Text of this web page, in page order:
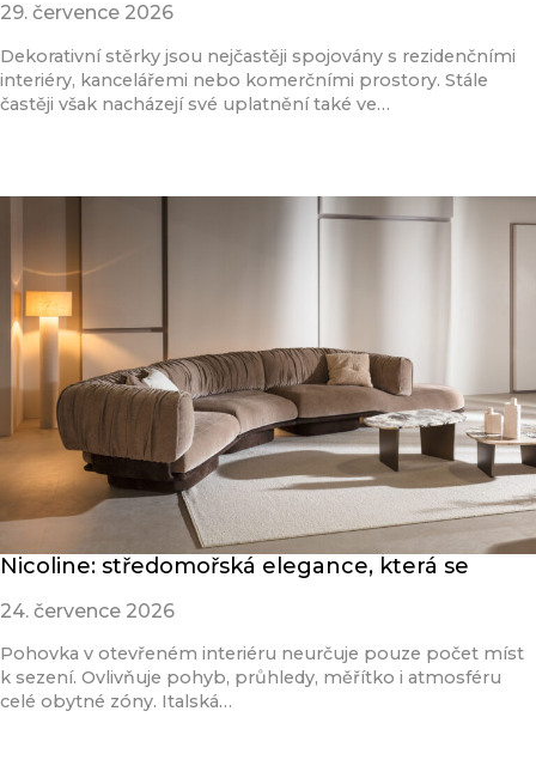
29. července 2026
Dekorativní stěrky jsou nejčastěji spojovány s rezidenčními
interiéry, kancelářemi nebo komerčními prostory. Stále
častěji však nacházejí své uplatnění také ve…
Nicoline: středomořská elegance, která se
24. července 2026
Pohovka v otevřeném interiéru neurčuje pouze počet míst
k sezení. Ovlivňuje pohyb, průhledy, měřítko i atmosféru
celé obytné zóny. Italská…